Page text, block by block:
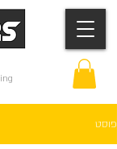
פוסט